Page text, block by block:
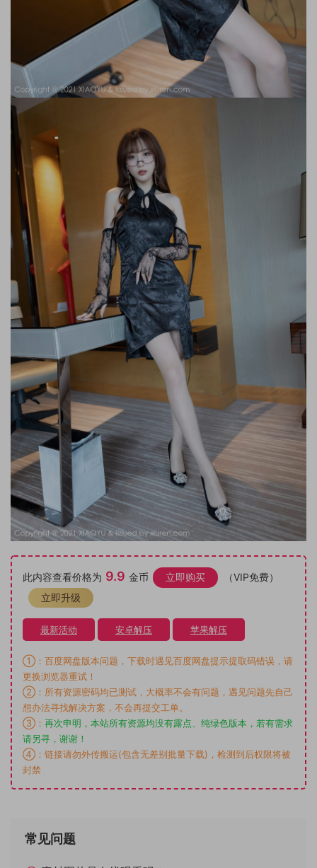
此内容查看价格为 9.9 金币 立即购买
（VIP免费）
立即升级
最新活动 安卓解压 苹果解压
①：百度网盘版本问题，下载时遇见百度网盘提示提取码错误，请
更换浏览器重试！
②：所有资源密码均已测试，大概率不会有问题，遇见问题先自己
想办法寻找解决方案，不会再提交工单。
③： 再次申明，本站所有资源均没有露点、纯绿色版本，若有需求
请另寻，谢谢！
④：链接请勿外传搬运(包含无差别批量下载)，检测到后权限将被
封禁
常见问题